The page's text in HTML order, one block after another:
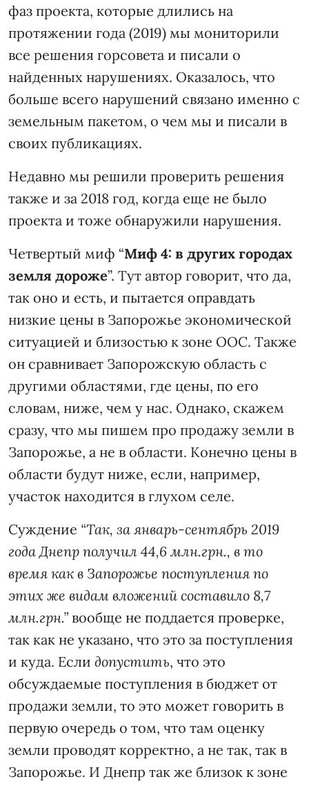
фаз проекта, которые длились на
протяжении года (2019) мы мониторили
все решения горсовета и писали о
найденных нарушениях. Оказалось, что
больше всего нарушений связано именно с
земельным пакетом, о чем мы и писали в
своих публикациях.
Недавно мы решили проверить решения
также и за 2018 год, когда еще не было
проекта и тоже обнаружили нарушения.
Четвертый миф “Миф 4: в других городах
земля дороже”. Тут автор говорит, что да,
так оно и есть, и пытается оправдать
низкие цены в Запорожье экономической
ситуацией и близостью к зоне ООС. Также
он сравнивает Запорожскую область с
другими областями, где цены, по его
словам, ниже, чем у нас. Однако, скажем
сразу, что мы пишем про продажу земли в
Запорожье, а не в области. Конечно цены в
области будут ниже, если, например,
участок находится в глухом селе.
Суждение “Так, за январь-сентябрь 2019
года Днепр получил 44,6 млн.грн., в то
время как в Запорожье поступления по
этих же видам вложений составило 8,7
млн.грн.” вообще не поддается проверке,
так как не указано, что это за поступления
и куда. Если допустить, что это
обсуждаемые поступления в бюджет от
продажи земли, то это может говорить в
первую очередь о том, что там оценку
земли проводят корректно, а не так, так в
Запорожье. И Днепр так же близок к зоне